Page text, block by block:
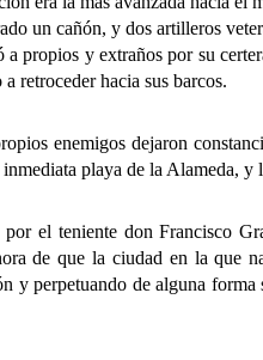
un cañón, y dos artilleros
propios y extraños por su
retroceder hacia sus barcos.
enemigos dejaron
playa de la Alameda, y
teniente don Francisco
de que la ciudad en la que
y perpetuando de alguna